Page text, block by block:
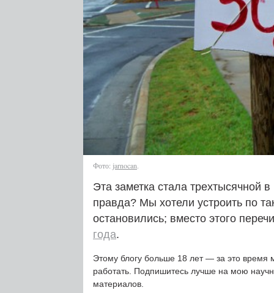
Фото: jarnocan
Эта заметка стала трехтысячной
правда? Мы хотели устроить по
остановились; вместо этого
года.
Этому блогу больше 18 лет — за это время
работать. Подпишитесь лучше на мою
материалов.